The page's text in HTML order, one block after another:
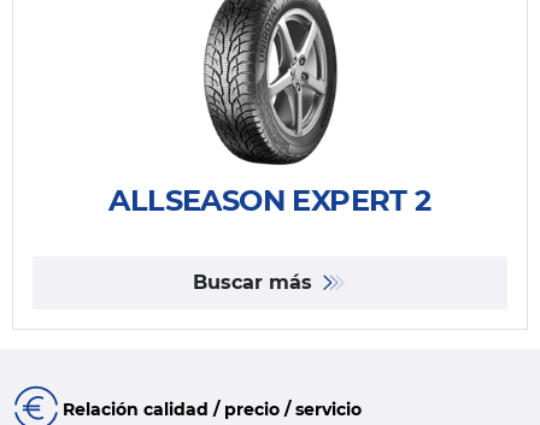
ALLSEASON EXPERT 2
Buscar más
Relación calidad / precio / servicio